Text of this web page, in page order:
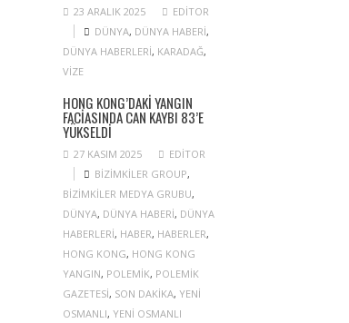
23 ARALIK 2025
EDITOR
DÜNYA, DÜNYA HABERI,
DÜNYA HABERLERI, KARADAĞ,
VIZE
HONG KONG’DAKI YANGIN
FACIASINDA CAN KAYBI 83’E
YÜKSELDI
27 KASIM 2025
EDITOR
BIZIMKILER GROUP,
BIZIMKILER MEDYA GRUBU,
DÜNYA, DÜNYA HABERI, DÜNYA
HABERLERI, HABER, HABERLER,
HONG KONG, HONG KONG
YANGIN, POLEMIK, POLEMIK
GAZETESI, SON DAKIKA, YENI
OSMANLI, YENI OSMANLI